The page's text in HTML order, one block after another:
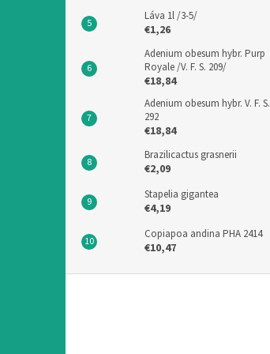
Láva 1l /3-5/
€1,26
Adenium obesum hybr. Purp
Royale /V. F. S. 209/
€18,84
Adenium obesum hybr. V. F. S.
292
€18,84
Brazilicactus grasnerii
€2,09
Stapelia gigantea
€4,19
Copiapoa andina PHA 2414
€10,47